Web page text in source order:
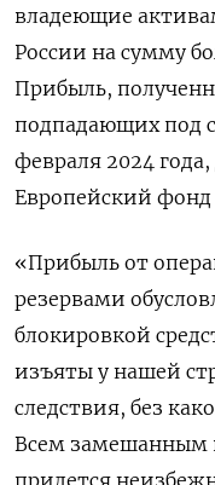
владеющие
России на сумму
Прибыль,
подпадающих под
февраля ‌2024
Европейский
«Прибыль от
резервами
блокировкой
изъяты у нашей
следствия, без
Всем замешанным
придется